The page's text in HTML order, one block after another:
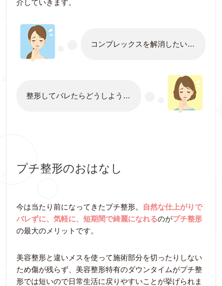
介していきます。
コンプレックスを解消したい…
整形してバレたらどうしよう…
プチ整形のおはなし
今は当たり前になってきたプチ整形。
自然な仕上がりで
バレずに、気軽に、短期間で綺麗になれるのがプチ整形
の最大のメリットです。
美容整形と違いメスを使って施術部分を切ったりしない
ため傷が残らず、美容整形特有のダウンタイムがプチ整
形では短いので日常生活に戻りやすいことが挙げられま